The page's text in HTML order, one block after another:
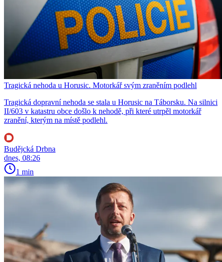
Tragická nehoda u Horusic. Motorkář svým zraněním podlehl
Tragická dopravní nehoda se stala u Horusic na Táborsku. Na silnici
II/603 v katastru obce došlo k nehodě, při které utrpěl motorkář
zranění, kterým na místě podlehl.
Budějcká Drbna
dnes, 08:26
1 min